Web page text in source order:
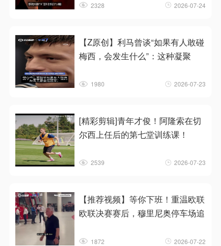
2328 2026-07-24
【Z原创】利马曾谈“如果有人敢碰
梅西，会发生什么”：这种凝聚
1980 2026-07-23
[精彩剪辑]青年才俊！阿隆索在切
尔西上任后的第七堂训练课！
2539 2026-07-23
【推荐视频】等你下班！重温欧联
欧联决赛赛后，穆里尼奥停车场追
1872 2026-07-22